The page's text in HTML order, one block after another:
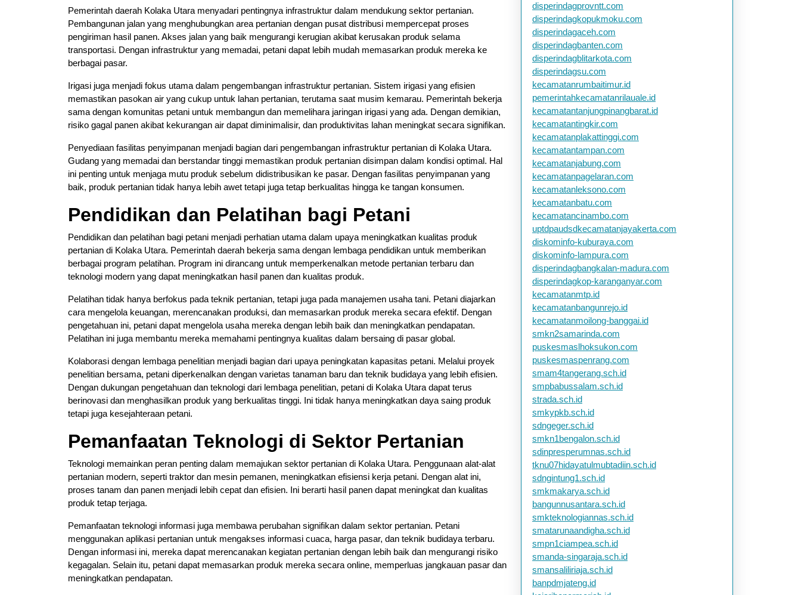
Pemerintah daerah Kolaka Utara menyadari pentingnya infrastruktur dalam mendukung sektor pertanian.
Pembangunan jalan yang menghubungkan area pertanian dengan pusat distribusi mempercepat proses
pengiriman hasil panen. Akses jalan yang baik mengurangi kerugian akibat kerusakan produk selama
transportasi. Dengan infrastruktur yang memadai, petani dapat lebih mudah memasarkan produk mereka ke
berbagai pasar.
Irigasi juga menjadi fokus utama dalam pengembangan infrastruktur pertanian. Sistem irigasi yang efisien
memastikan pasokan air yang cukup untuk lahan pertanian, terutama saat musim kemarau. Pemerintah bekerja
sama dengan komunitas petani untuk membangun dan memelihara jaringan irigasi yang ada. Dengan demikian,
risiko gagal panen akibat kekurangan air dapat diminimalisir, dan produktivitas lahan meningkat secara signifikan.
Penyediaan fasilitas penyimpanan menjadi bagian dari pengembangan infrastruktur pertanian di Kolaka Utara.
Gudang yang memadai dan berstandar tinggi memastikan produk pertanian disimpan dalam kondisi optimal. Hal
ini penting untuk menjaga mutu produk sebelum didistribusikan ke pasar. Dengan fasilitas penyimpanan yang
baik, produk pertanian tidak hanya lebih awet tetapi juga tetap berkualitas hingga ke tangan konsumen.
Pendidikan dan Pelatihan bagi Petani
Pendidikan dan pelatihan bagi petani menjadi perhatian utama dalam upaya meningkatkan kualitas produk
pertanian di Kolaka Utara. Pemerintah daerah bekerja sama dengan lembaga pendidikan untuk memberikan
berbagai program pelatihan. Program ini dirancang untuk memperkenalkan metode pertanian terbaru dan
teknologi modern yang dapat meningkatkan hasil panen dan kualitas produk.
Pelatihan tidak hanya berfokus pada teknik pertanian, tetapi juga pada manajemen usaha tani. Petani diajarkan
cara mengelola keuangan, merencanakan produksi, dan memasarkan produk mereka secara efektif. Dengan
pengetahuan ini, petani dapat mengelola usaha mereka dengan lebih baik dan meningkatkan pendapatan.
Pelatihan ini juga membantu mereka memahami pentingnya kualitas dalam bersaing di pasar global.
Kolaborasi dengan lembaga penelitian menjadi bagian dari upaya peningkatan kapasitas petani. Melalui proyek
penelitian bersama, petani diperkenalkan dengan varietas tanaman baru dan teknik budidaya yang lebih efisien.
Dengan dukungan pengetahuan dan teknologi dari lembaga penelitian, petani di Kolaka Utara dapat terus
berinovasi dan menghasilkan produk yang berkualitas tinggi. Ini tidak hanya meningkatkan daya saing produk
tetapi juga kesejahteraan petani.
Pemanfaatan Teknologi di Sektor Pertanian
Teknologi memainkan peran penting dalam memajukan sektor pertanian di Kolaka Utara. Penggunaan alat-alat
pertanian modern, seperti traktor dan mesin pemanen, meningkatkan efisiensi kerja petani. Dengan alat ini,
proses tanam dan panen menjadi lebih cepat dan efisien. Ini berarti hasil panen dapat meningkat dan kualitas
produk tetap terjaga.
Pemanfaatan teknologi informasi juga membawa perubahan signifikan dalam sektor pertanian. Petani
menggunakan aplikasi pertanian untuk mengakses informasi cuaca, harga pasar, dan teknik budidaya terbaru.
Dengan informasi ini, mereka dapat merencanakan kegiatan pertanian dengan lebih baik dan mengurangi risiko
kegagalan. Selain itu, petani dapat memasarkan produk mereka secara online, memperluas jangkauan pasar dan
meningkatkan pendapatan.
disperindagprovntt.com
disperindagkopukmoku.com
disperindagaceh.com
disperindagbanten.com
disperindagblitarkota.com
disperindagsu.com
kecamatanrumbaitimur.id
pemerintahkecamatanrilauale.id
kecamatantanjungpinangbarat.id
kecamatantingkir.com
kecamatanplakattinggi.com
kecamatantampan.com
kecamatanjabung.com
kecamatanpagelaran.com
kecamatanleksono.com
kecamatanbatu.com
kecamatancinambo.com
uptdpaudsdkecamatanjayakerta.com
diskominfo-kuburaya.com
diskominfo-lampura.com
disperindagbangkalan-madura.com
disperindagkop-karanganyar.com
kecamatanmtp.id
kecamatanbangunrejo.id
kecamatanmoilong-banggai.id
smkn2samarinda.com
puskesmaslhoksukon.com
puskesmaspenrang.com
smam4tangerang.sch.id
smpbabussalam.sch.id
strada.sch.id
smkypkb.sch.id
sdngeger.sch.id
smkn1bengalon.sch.id
sdinpresperumnas.sch.id
tknu07hidayatulmubtadiin.sch.id
sdngintung1.sch.id
smkmakarya.sch.id
bangunnusantara.sch.id
smkteknologiannas.sch.id
smatarunaandigha.sch.id
smpn1ciampea.sch.id
smanda-singaraja.sch.id
smansaliliriaja.sch.id
banpdmjateng.id